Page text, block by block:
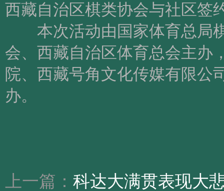
西藏自治区棋类协会与社区签
本次活动由国家体育总局
会、西藏自治区体育总会主办
院、西藏号角文化传媒有限公
办。
上一篇： 科达大满贯表现大